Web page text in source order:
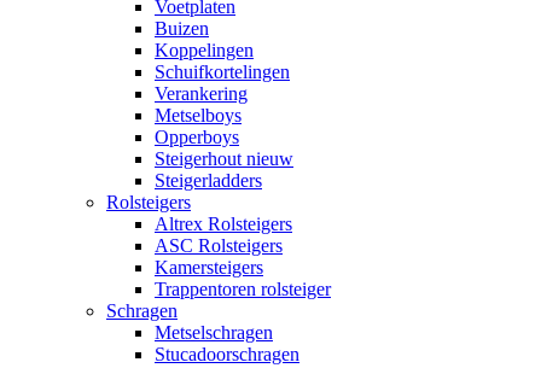
Voetplaten
Buizen
Koppelingen
Schuifkortelingen
Verankering
Metselboys
Opperboys
Steigerhout nieuw
Steigerladders
Rolsteigers
Altrex Rolsteigers
ASC Rolsteigers
Kamersteigers
Trappentoren rolsteiger
Schragen
Metselschragen
Stucadoorschragen